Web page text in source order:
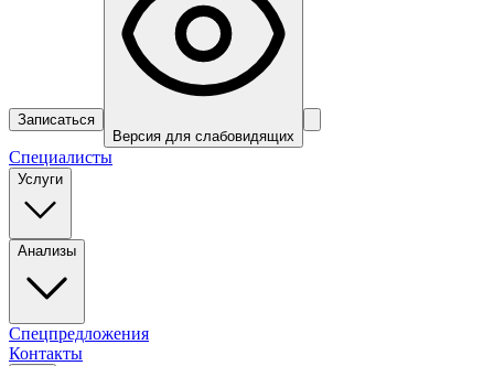
Записаться
Версия для слабовидящих
Специалисты
Услуги
Анализы
Спецпредложения
Контакты